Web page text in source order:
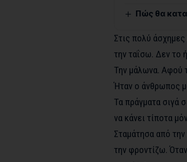
Πώς θα
Στις πολύ
την ταΐσω. Δεν το
Την μάλωνα. Αφού
Ήταν ο άνθρωπος
Τα πράγματα σιγά
να κάνει τίποτα
Σταμάτησα από
την φροντίζω.